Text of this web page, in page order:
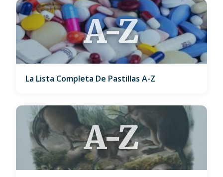
A-Z
La Lista Completa De Pastillas A-Z
A-Z